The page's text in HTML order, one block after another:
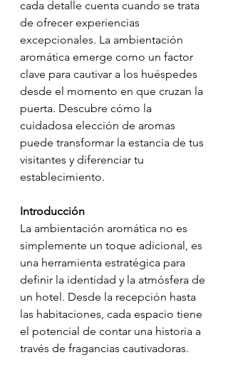
cada detalle cuenta cuando se trata
de ofrecer experiencias
excepcionales. La ambientación
aromática emerge como un factor
clave para cautivar a los huéspedes
desde el momento en que cruzan la
puerta. Descubre cómo la
cuidadosa elección de aromas
puede transformar la estancia de tus
visitantes y diferenciar tu
establecimiento.
Introducción
La ambientación aromática no es
simplemente un toque adicional, es
una herramienta estratégica para
definir la identidad y la atmósfera de
un hotel. Desde la recepción hasta
las habitaciones, cada espacio tiene
el potencial de contar una historia a
través de fragancias cautivadoras.